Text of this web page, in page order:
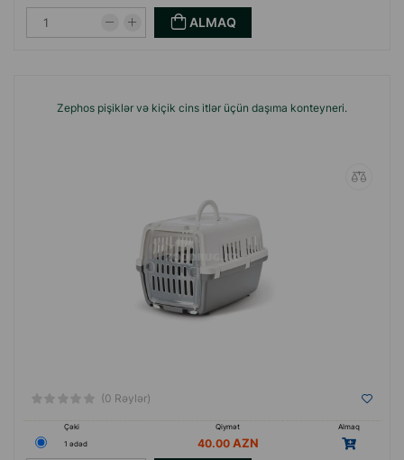
ALMAQ
Zephos pişiklər və kiçik cins itlər üçün daşıma konteyneri.
(0 Rəylər)
Çəki Qiymət
Almaq
1 ədəd
40.00